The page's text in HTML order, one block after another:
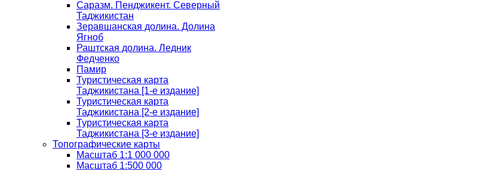
Саразм. Пенджикент. Северный
Таджикистан
Зеравшанская долина. Долина
Ягноб
Раштская долина. Ледник
Федченко
Памир
Туристическая карта
Таджикистана [1-е издание]
Туристическая карта
Таджикистана [2-е издание]
Туристическая карта
Таджикистана [3-е издание]
Топографические карты
Масштаб 1:1 000 000
Масштаб 1:500 000